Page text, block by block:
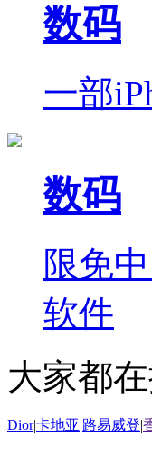
数码
一部
数码
限免
软件
大家都
Dior|卡地亚|路易威登|